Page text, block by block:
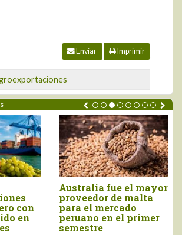
Enviar Imprimir
Australia fue el mayor
proveedor de malta
para el mercado
peruano en el primer
semestre